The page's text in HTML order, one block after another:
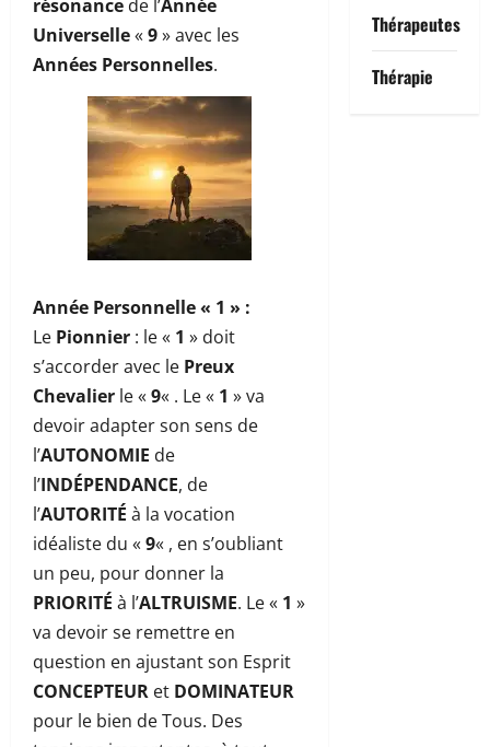
résonance de l’Année
Universelle«9» avec les
Années Personnelles.
Année Personnelle « 1 » :
Le Pionnier : le « 1 » doit
s’accorder avec le Preux
Chevalier le «9« . Le « 1 » va
devoir adapter son sens de
l’AUTONOMIE de
l’INDÉPENDANCE, de
l’AUTORITÉ à la vocation
idéaliste du «9« , en s’oubliant
un peu, pour donner la
PRIORITÉ à l’ALTRUISME. Le « 1 »
va devoir se remettre en
question en ajustant son Esprit
CONCEPTEUR et DOMINATEUR
pour le bien de Tous. Des
Thérapeutes
Thérapie